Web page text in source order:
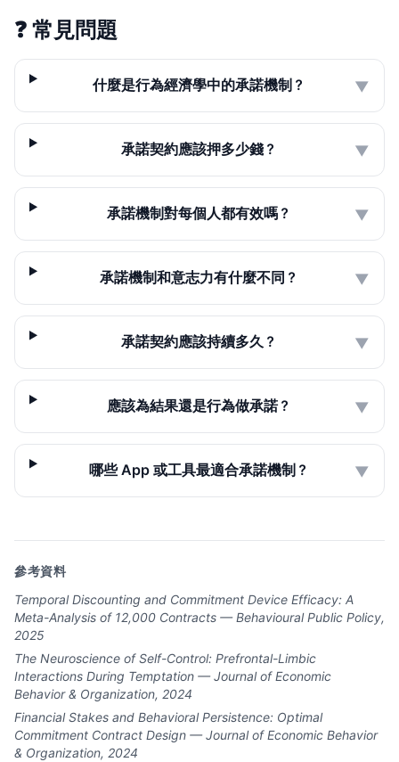
❓ 常見問題
什麼是行為經濟學中的承諾機制？ ▼
承諾契約應該押多少錢？ ▼
承諾機制對每個人都有效嗎？ ▼
承諾機制和意志力有什麼不同？ ▼
承諾契約應該持續多久？ ▼
應該為結果還是行為做承諾？ ▼
哪些 App 或工具最適合承諾機制？ ▼
參考資料
Temporal Discounting and Commitment Device Efficacy: A
Meta-Analysis of 12,000 Contracts — Behavioural Public Policy,
2025
The Neuroscience of Self-Control: Prefrontal-Limbic
Interactions During Temptation — Journal of Economic
Behavior & Organization, 2024
Financial Stakes and Behavioral Persistence: Optimal
Commitment Contract Design — Journal of Economic Behavior
& Organization, 2024